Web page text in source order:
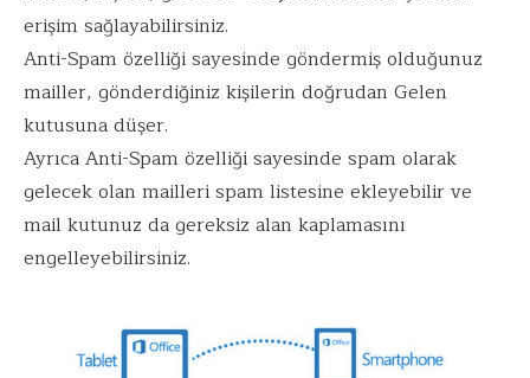
erişim sağlayabilirsiniz.
Anti-Spam özelliği sayesinde göndermiş olduğunuz
mailler, gönderdiğiniz kişilerin doğrudan Gelen
kutusuna düşer.
Ayrıca Anti-Spam özelliği sayesinde spam olarak
gelecek olan mailleri spam listesine ekleyebilir ve
mail kutunuz da gereksiz alan kaplamasını
engelleyebilirsiniz.